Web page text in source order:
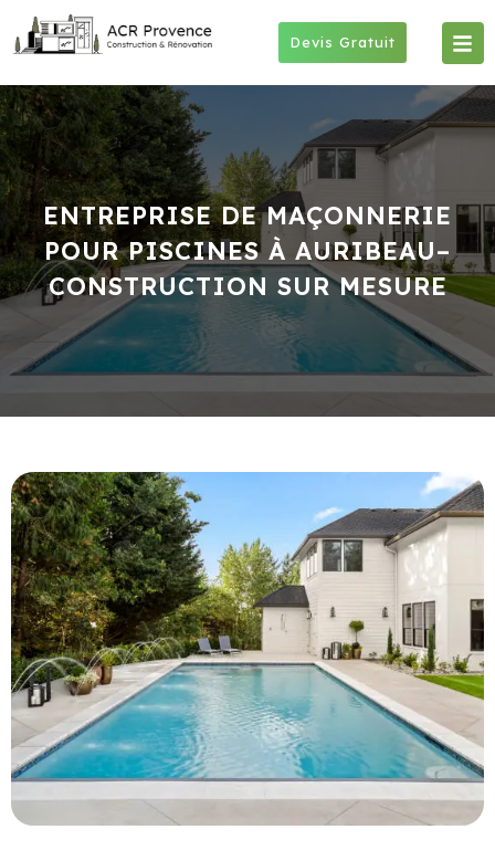
Devis Gratuit
ENTREPRISE DE MAÇONNERIE
POUR PISCINES À AURIBEAU–
CONSTRUCTION SUR MESURE